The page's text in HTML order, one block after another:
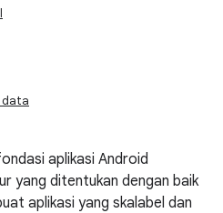
data
aplikasi Android
yang ditentukan dengan baik
aplikasi yang skalabel dan